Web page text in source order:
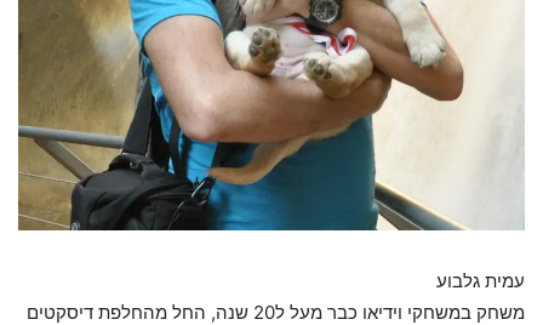
עמית גלבוע
משחק במשחקי וידיאו כבר מעל ל20 שנה, החל מהחלפת דיסקטים